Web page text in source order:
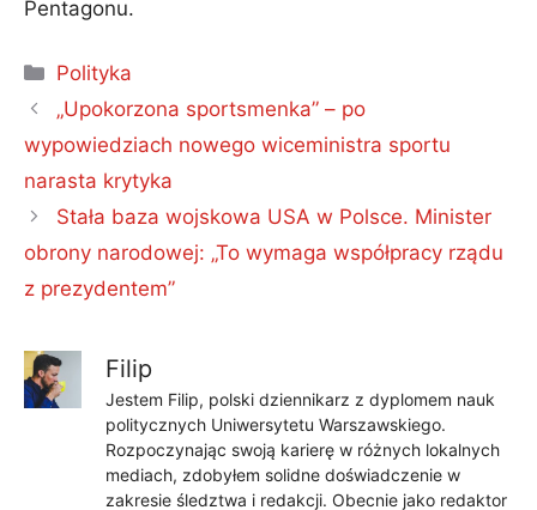
Pentagonu.
Kategorie
Polityka
„Upokorzona sportsmenka” – po
wypowiedziach nowego wiceministra sportu
narasta krytyka
Stała baza wojskowa USA w Polsce. Minister
obrony narodowej: „To wymaga współpracy rządu
z prezydentem”
Filip
Jestem Filip, polski dziennikarz z dyplomem nauk
politycznych Uniwersytetu Warszawskiego.
Rozpoczynając swoją karierę w różnych lokalnych
mediach, zdobyłem solidne doświadczenie w
zakresie śledztwa i redakcji. Obecnie jako redaktor